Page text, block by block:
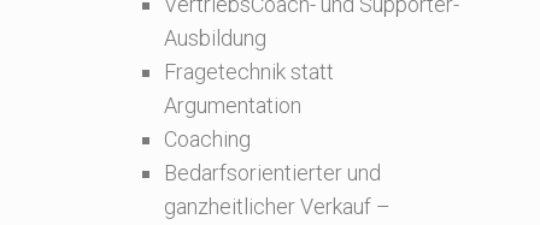
Ausbildung
Fragetechnik statt
Argumentation
Coaching
Bedarfsorientierter und
ganzheitlicher Verkauf –